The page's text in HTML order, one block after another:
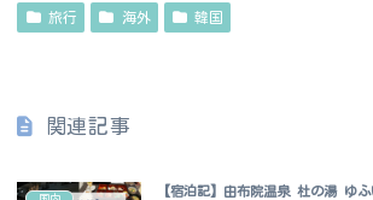
旅行 海外 韓国
関連記事
【宿泊記】由布院温泉 杜の湯 ゆ